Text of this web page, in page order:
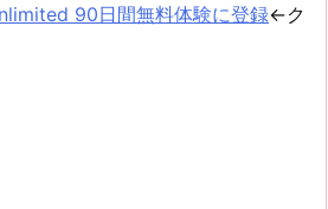
90日間無料体験に登録←ク